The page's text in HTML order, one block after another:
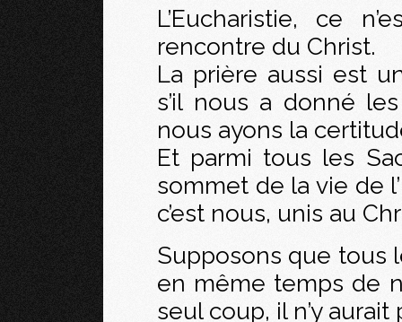
L’Eucharistie, ce
rencontre du Christ.
La prière aussi est
s’il nous a donné
nous ayons la
Et parmi tous les
sommet de la vie de
c’est nous, unis au
Supposons que tous
en même temps de
seul coup, il n’y aurait